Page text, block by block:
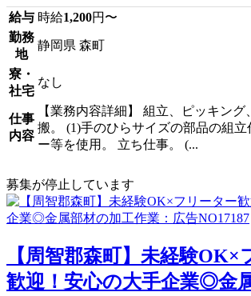
給与 時給1,200円〜
勤務
地
静岡県 森町
寮・
社宅
なし
仕事
内容
【業務内容詳細】 組立、ピッキン
搬。 (1)手のひらサイズの部品の組
ー等を使用。 立ち仕事。 (...
募集が停止しています
【周智郡森町】未経験OK×
歓迎！安心の大手企業◎金